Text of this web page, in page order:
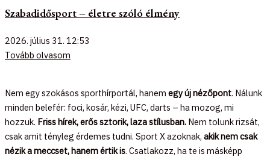
Szabadidősport – életre szóló élmény
2026. július 31. 12:53
Tovább olvasom
Nem egy szokásos sporthírportál, hanem egy új nézőpont. Nálunk
minden belefér: foci, kosár, kézi, UFC, darts – ha mozog, mi
hozzuk. Friss hírek, erős sztorik, laza stílusban. Nem tolunk rizsát,
csak amit tényleg érdemes tudni. Sport X azoknak, akik nem csak
nézik a meccset, hanem értik is. Csatlakozz, ha te is másképp